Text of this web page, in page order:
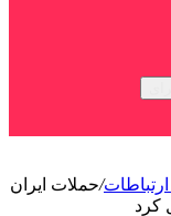
/حملات ایران
کرد